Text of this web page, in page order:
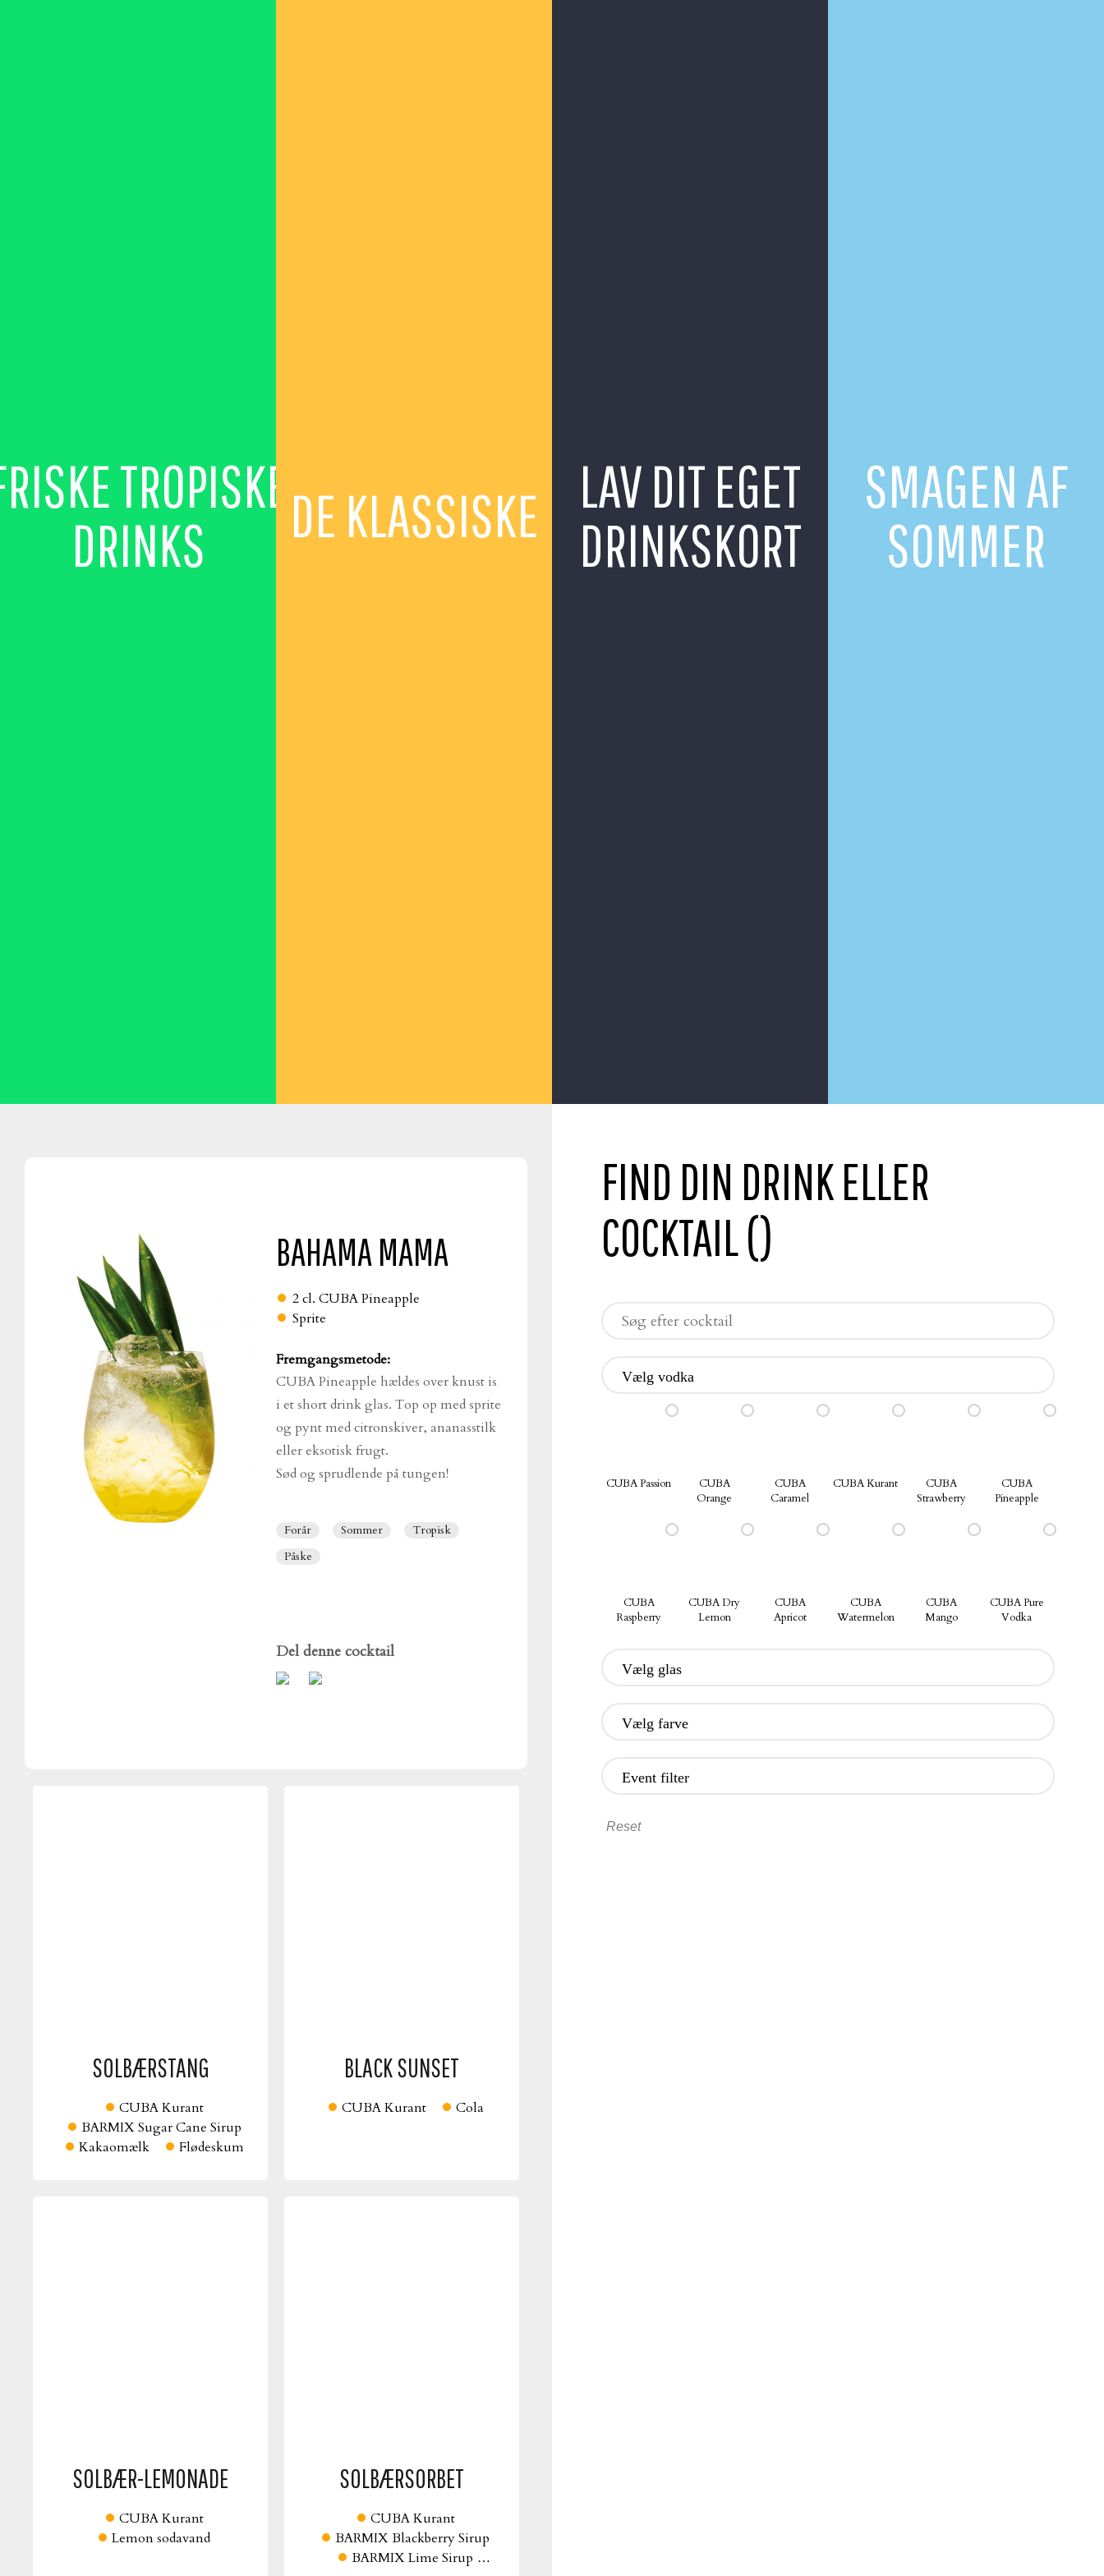
TROPISKE
DRINKS
DE KLASSISKE
LAV DIT EGET
DRINKSKORT
SMAGEN AF
SOMMER
BAHAMA MAMA
2 cl. CUBA Pineapple
Sprite
Fremgangsmetode:
CUBA Pineapple hældes over knust is
i et short drink glas. Top op med sprite
og pynt med citronskiver, ananasstilk
eller eksotisk frugt.
Sød og sprudlende på tungen!
Forår Sommer
Tropisk
Påske
Del denne cocktail
SOLBÆRSTANG
CUBA Kurant
BARMIX Sugar Cane Sirup
Kakaomælk
Flødeskum
BLACK SUNSET
CUBA Kurant Cola
SOLBÆR-LEMONADE
CUBA Kurant
Lemon sodavand
SOLBÆRSORBET
CUBA Kurant
BARMIX Blackberry Sirup
BARMIX Lime Sirup
FIND DIN DRINK ELLER
COCKTAIL()
Vælg vodka
CUBA Passion
CUBA
Orange
CUBA
Caramel
CUBA Kurant
CUBA
Strawberry
CUBA
Pineapple
CUBA
Raspberry
CUBA Dry
Lemon
CUBA
Apricot
CUBA
Watermelon
CUBA
Mango
CUBA Pure
Vodka
Vælg glas
Vælg farve
Event filter
Reset